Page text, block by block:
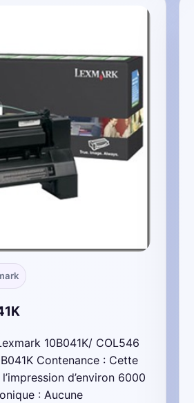
10B041K/ COL546
Contenance : Cette
d’environ 6000
: Aucune